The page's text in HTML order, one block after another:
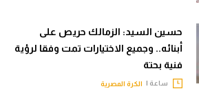
حسين السيد: الزمالك حريص على
أبنائه.. وجميع الاختيارات تمت وفقا لرؤية
فنية بحتة
ساعة | الكرة المصرية